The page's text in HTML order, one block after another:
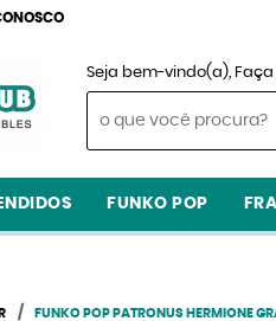
Seja bem-vindo(a),
FUNKO POP
FUNKO POP PATRONUS HERMIONE